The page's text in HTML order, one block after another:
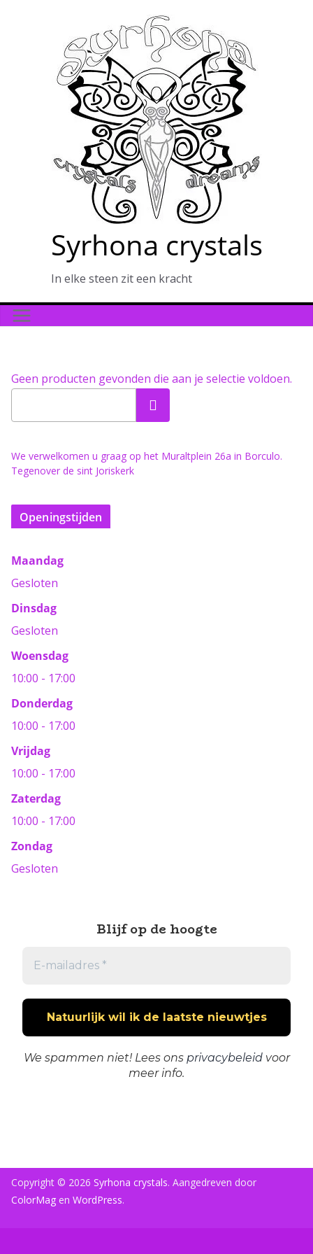
Syrhona crystals
In elke steen zit een kracht
Geen producten gevonden die aan je selectie voldoen.
Zoeken
We verwelkomen u graag op het Muraltplein 26a in Borculo.
Tegenover de sint Joriskerk
Openingstijden
Maandag
Gesloten
Dinsdag
Gesloten
Woensdag
10:00 - 17:00
Donderdag
10:00 - 17:00
Vrijdag
10:00 - 17:00
Zaterdag
10:00 - 17:00
Zondag
Gesloten
Blijf op de hoogte
We spammen niet! Lees ons privacybeleidvoor
meer info.
Copyright © 2026 Syrhona crystals. Aangedreven door
ColorMag en WordPress.